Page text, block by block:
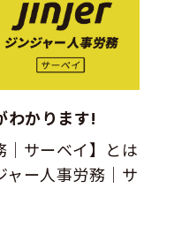
わかります!
｜サーベイ】とは
ャー人事労務｜サ